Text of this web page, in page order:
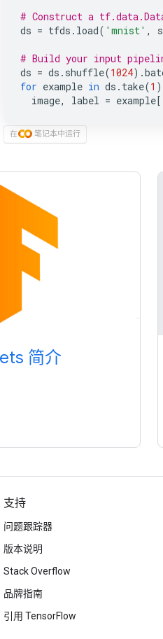
# Construct a
ds = tfds . load( 'mnist' ,
# Build your input
ds = ds . shuffle(1024) .
for example in ds . take(1
image, label = example[
在 笔记本中运行
简介
支持
问题跟踪器
版本说明
Stack Overflow
品牌指南
引用 TensorFlow